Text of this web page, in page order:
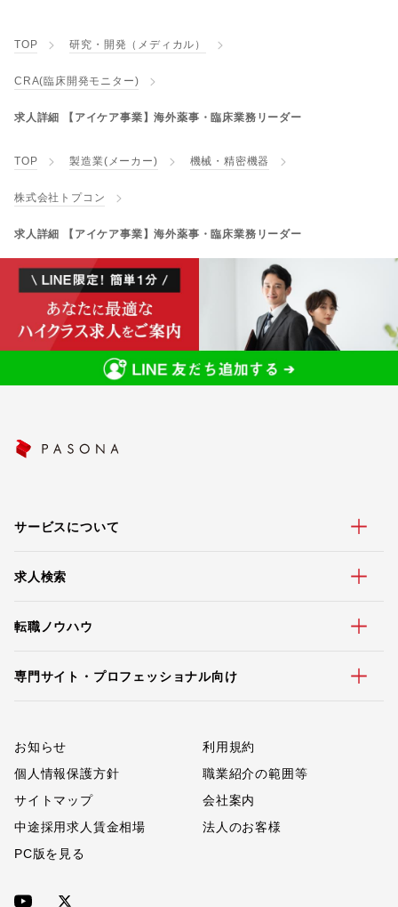
TOP 研究・開発（メディカル）
CRA(臨床開発モニター)
求人詳細 【アイケア事業】海外薬事・臨床業務リーダー
TOP 製造業(メーカー) 機械・精密機器
株式会社トプコン
求人詳細 【アイケア事業】海外薬事・臨床業務リーダー
サービスについて
求人検索
転職ノウハウ
専門サイト・プロフェッショナル向け
お知らせ
利用規約
個人情報保護方針
職業紹介の範囲等
サイトマップ
会社案内
中途採用求人賃金相場
法人のお客様
PC版を見る